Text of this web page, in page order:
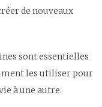
de nouveaux
sont essentielles
les utiliser pour
à une autre.